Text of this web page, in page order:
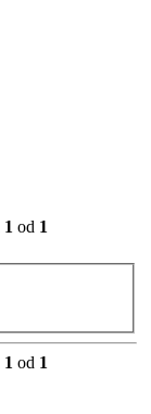
1 od 1
1 od 1